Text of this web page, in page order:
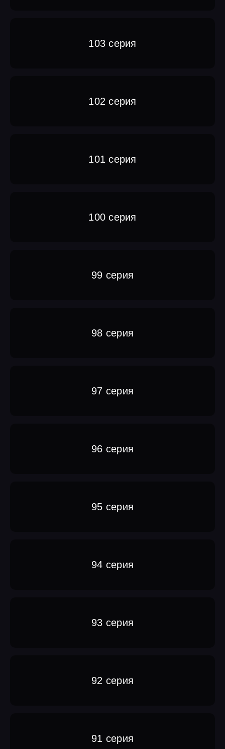
103 серия
102 серия
101 серия
100 серия
99 серия
98 серия
97 серия
96 серия
95 серия
94 серия
93 серия
92 серия
91 серия